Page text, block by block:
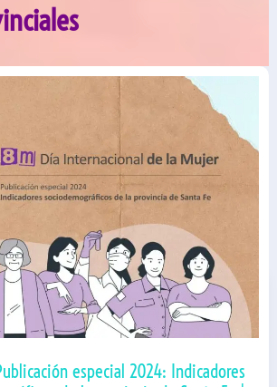
especial 2024: Indicadores